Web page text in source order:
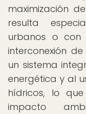
maximización
resulta
urbanos o con
interconexión
un sistema
energética y al
hídricos, lo
impacto